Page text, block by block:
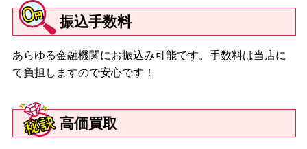
ル-/ネオブライス サリー・サルマガンディ/ネオブライス ジェーン
レフロイ/ネオブライス ハスブロ限定ネオブライス スプライトビ
ューティー/ネオブライス レジュネット/ネオブライス チェリー ビ
ーチ サンセット/ネオブライス CWC限定 14周年アニバーサリー ネ
オブライス ドフィーヌ ドリーム/ネオブライス チェックイットア
カドリーユー＆ミー/ネオブライス ダークラビットホール/ネオブ
ライス ウィンタリッシュ アルーア
振込手数料
あらゆる金融機関にお振込み可能です。手数料は当店に
て負担しますので安心です！
高価買取